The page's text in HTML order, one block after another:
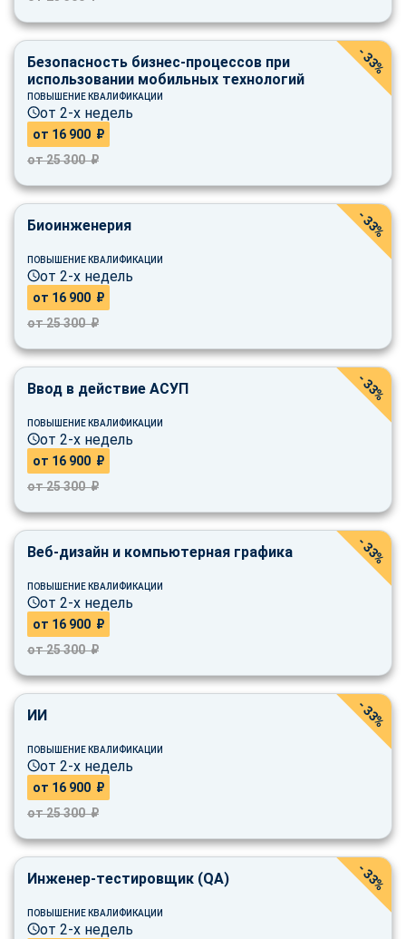
Безопасность бизнес-процессов при
использовании мобильных технологий
ПОВЫШЕНИЕ КВАЛИФИКАЦИИ
от 2-х недель
от 16 900 ₽
от 25 300 ₽
- 33%
Биоинженерия
ПОВЫШЕНИЕ КВАЛИФИКАЦИИ
от 2-х недель
от 16 900 ₽
от 25 300 ₽
- 33%
Ввод в действие АСУП
ПОВЫШЕНИЕ КВАЛИФИКАЦИИ
от 2-х недель
от 16 900 ₽
от 25 300 ₽
- 33%
Веб-дизайн и компьютерная графика
ПОВЫШЕНИЕ КВАЛИФИКАЦИИ
от 2-х недель
от 16 900 ₽
от 25 300 ₽
- 33%
ИИ
ПОВЫШЕНИЕ КВАЛИФИКАЦИИ
от 2-х недель
от 16 900 ₽
от 25 300 ₽
- 33%
Инженер-тестировщик (QA)
ПОВЫШЕНИЕ КВАЛИФИКАЦИИ
от 2-х недель
- 33%
ChatApp